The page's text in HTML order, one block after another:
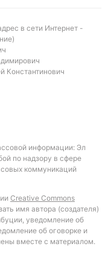
сохранит
опасных
матч с
хозяева поля
створ.
на ставки,
в первом тайме
тотал
створ, который
же время ставка
голов Мушук
их
в сети Интернет -
Константинович
информации: Эл
по надзору в сфере
коммуникаций
Creative Commons
имя автора (создателя)
уведомление об
об оговорке и
вместе с материалом.